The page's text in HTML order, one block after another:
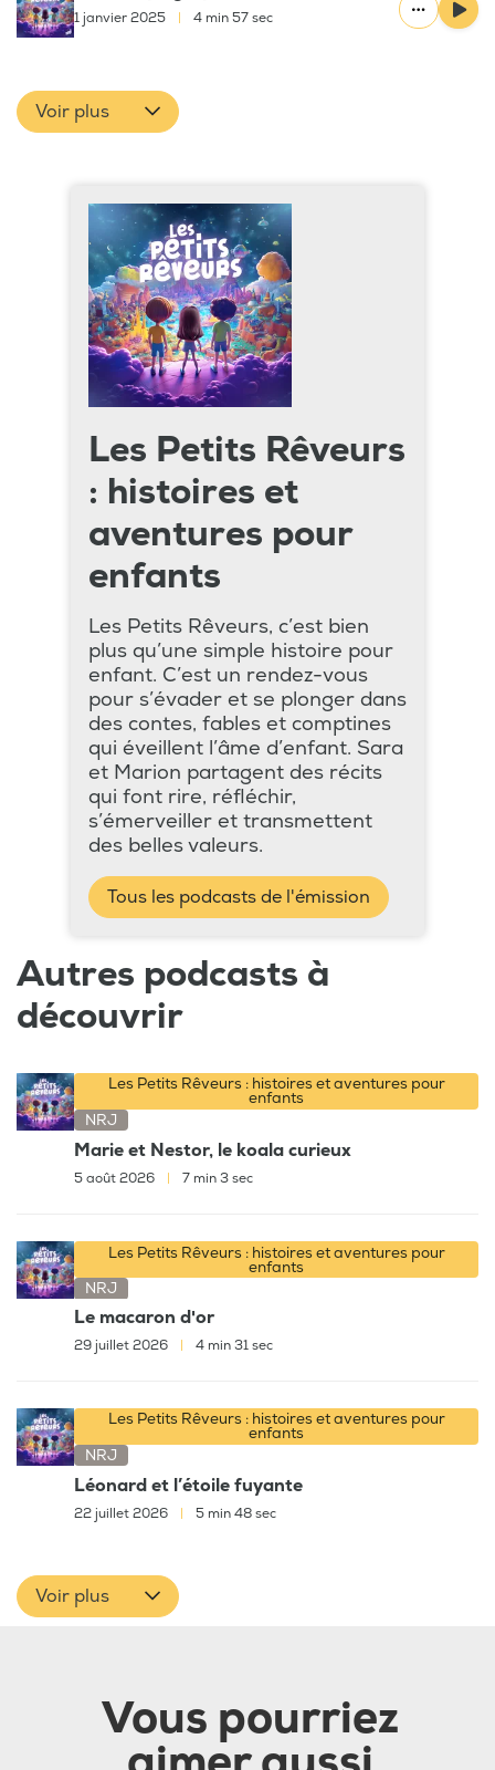
1 janvier 2025 4 min 57 sec
Voir plus
Les Petits Rêveurs
: histoires et
aventures pour
enfants
Les Petits Rêveurs, c’est bien
plus qu’une simple histoire pour
enfant. C’est un rendez-vous
pour s’évader et se plonger dans
des contes, fables et comptines
qui éveillent l’âme d’enfant. Sara
et Marion partagent des récits
qui font rire, réfléchir,
s’émerveiller et transmettent
des belles valeurs.
Tous les podcasts de l'émission
Autres podcasts à
découvrir
Les Petits Rêveurs : histoires et aventures pour
enfants
NRJ
Marie et Nestor, le koala curieux
5 août 2026 7 min 3 sec
Les Petits Rêveurs : histoires et aventures pour
enfants
NRJ
Le macaron d'or
29 juillet 2026 4 min 31 sec
Les Petits Rêveurs : histoires et aventures pour
enfants
NRJ
Léonard et l’étoile fuyante
22 juillet 2026 5 min 48 sec
Voir plus
Vous pourriez